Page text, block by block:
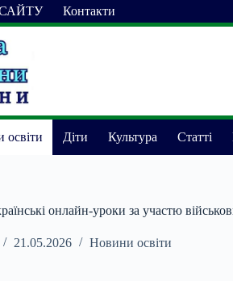
Контакти
Діти Культура Статті
онлайн-уроки за участю
21.05.2026 Новини освіти